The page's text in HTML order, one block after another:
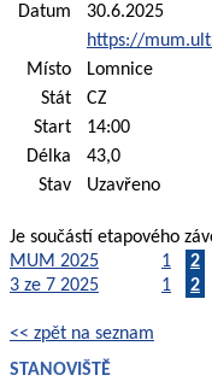
Datum
30.6.2025
https://
Místo
Lomnice
Stát
CZ
Start
14:00
Délka
43,0
Stav
Uzavřeno
Je součástí etapového
MUM 2025
1 2
3 ze 7 2025
1 2
<< zpět na seznam
STANOVIŠTĚ